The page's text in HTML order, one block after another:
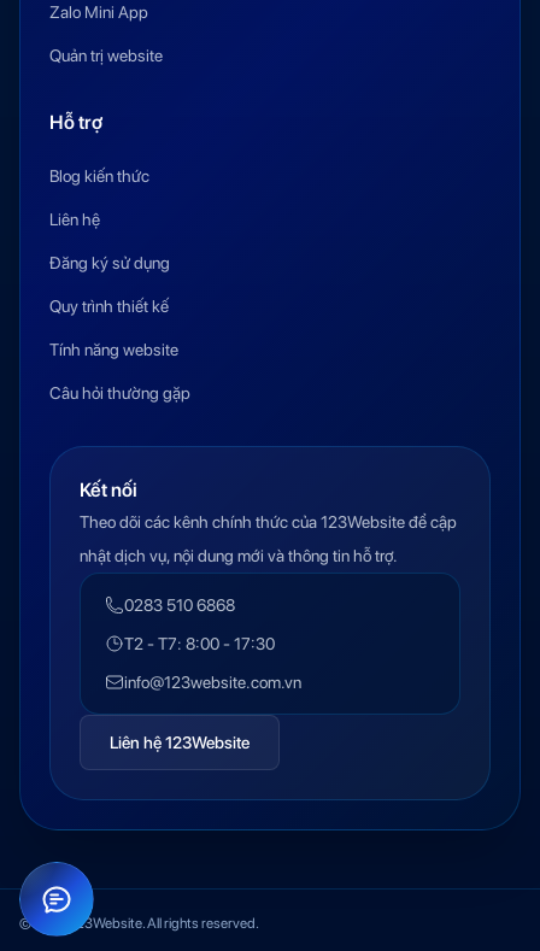
Zalo Mini App
Quản trị website
Hỗ trợ
Blog kiến thức
Liên hệ
Đăng ký sử dụng
Quy trình thiết kế
Tính năng website
Câu hỏi thường gặp
Kết nối
Theo dõi các kênh chính thức của 123Website để cập
nhật dịch vụ, nội dung mới và thông tin hỗ trợ.
0283 510 6868
T2 - T7: 8:00 - 17:30
info@123website.com.vn
Liên hệ 123Website
© 2026 123Website. All rights reserved.